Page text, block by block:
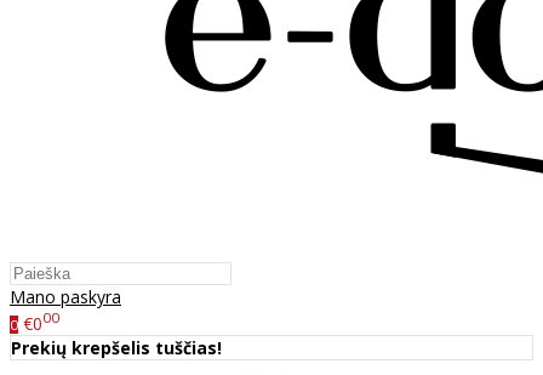
Mano paskyra
0 €000
Prekių krepšelis tuščias!